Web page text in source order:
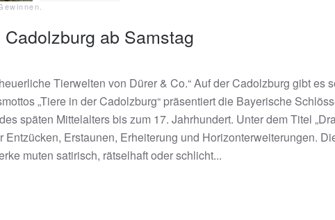
ab Samstag
Tierwelten von Dürer & Co.“ Auf der Cadolzburg gibt es
„Tiere in der Cadolzburg“ präsentiert die Bayerische
späten Mittelalters bis zum 17. Jahrhundert. Unter dem Titel
Entzücken, Erstaunen, Erheiterung und Horizonterweiterungen.
muten satirisch, rätselhaft oder schlicht...